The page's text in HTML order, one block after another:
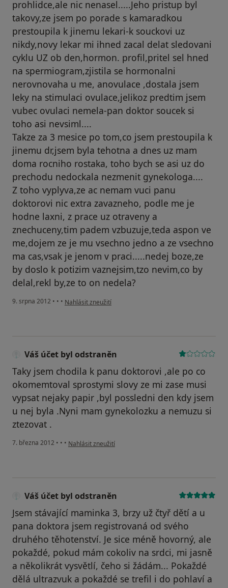
prohlidce,ale nic nenasel.....Jeho pristup byl
takovy,ze jsem po porade s kamaradkou
prestoupila k jinemu lekari-k souckovi uz
nikdy,novy lekar mi ihned zacal delat sledovani
cyklu UZ ob den,hormon. profil,pritel sel hned
na spermiogram,zjistila se hormonalni
nerovnovaha u me, anovulace ,dostala jsem
leky na stimulaci ovulace,jelikoz predtim jsem
vubec ovulaci nemela-pan doktor soucek si
toho asi nevsiml....
Takze za 3 mesice po tom,co jsem prestoupila k
jinemu dr,jsem byla tehotna a dnes uz mam
doma rocniho rostaka, toho bych se asi uz do
prechodu nedockala nezmenit gynekologa....
Z toho vyplyva,ze ac nemam vuci panu
doktorovi nic extra zavazneho, podle me je
hodne laxni, z prace uz otraveny a
znechuceny,tim padem vzbuzuje,teda aspon ve
me,dojem ze je mu vsechno jedno a ze vsechno
ma cas,vsak je jenom v praci.....nedej boze,ze
by doslo k potizim vaznejsim,tzo nevim,co by
delal,rekl by,ze to on nedela?
9. srpna 2012 • • • podle názoru uživatele Váš účet byl odstraněn
Nahlásit zneužití
Váš účet byl odstraněn
Taky jsem chodila k panu doktorovi ,ale po co
okomemtoval sprostymi slovy ze mi zase musi
vypsat nejaky papir ,byl possledni den kdy jsem
u nej byla .Nyni mam gynekolozku a nemuzu si
ztezovat .
7. března 2012 • • • podle názoru uživatele Váš účet byl odstraněn
Nahlásit zneužití
Váš účet byl odstraněn
Jsem stávající maminka 3, brzy už čtyř dětí a u
pana doktora jsem registrovaná od svého
druhého těhotenství. Je sice méně hovorný, ale
pokaždé, pokud mám cokoliv na srdci, mi jasně
a několikrát vysvětlí, čeho si žádám... Pokaždé
dělá ultrazvuk a pokaždé se trefil i do pohlaví a